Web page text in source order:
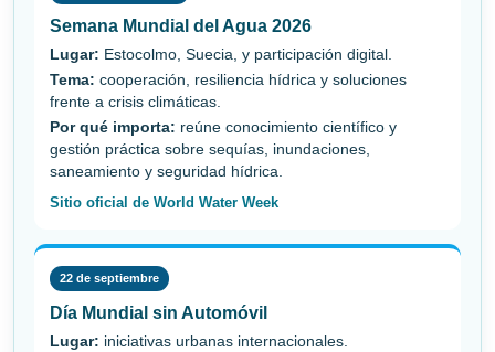
Semana Mundial del Agua 2026
Lugar: Estocolmo, Suecia, y participación digital.
Tema: cooperación, resiliencia hídrica y soluciones
frente a crisis climáticas.
Por qué importa: reúne conocimiento científico y
gestión práctica sobre sequías, inundaciones,
saneamiento y seguridad hídrica.
Sitio oficial de World Water Week
22 de septiembre
Día Mundial sin Automóvil
Lugar: iniciativas urbanas internacionales.